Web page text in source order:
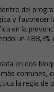
del
y
en la
un
en dos
comunes,
la regla